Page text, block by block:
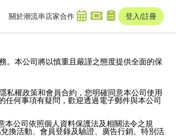
關於潮流串 店家合作 登入/註冊
。本公司將以慎重且嚴謹之態度提供全面的保
私權政策和會員合約，您明確同意本公司使用
何事項有疑問，歡迎透過電子郵件與本公司
公司依照個人資料保護法及相關法令之規
換活動、會員登錄及驗證、廣告行銷、特別活